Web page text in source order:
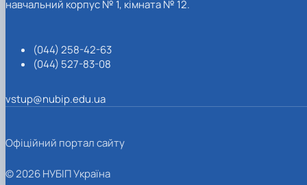
навчальний корпус № 1, кімната № 12.
(044) 258-42-63
(044) 527-83-08
vstup@nubip.edu.ua
Офіційний портал сайту
© 2026 НУБІП Україна